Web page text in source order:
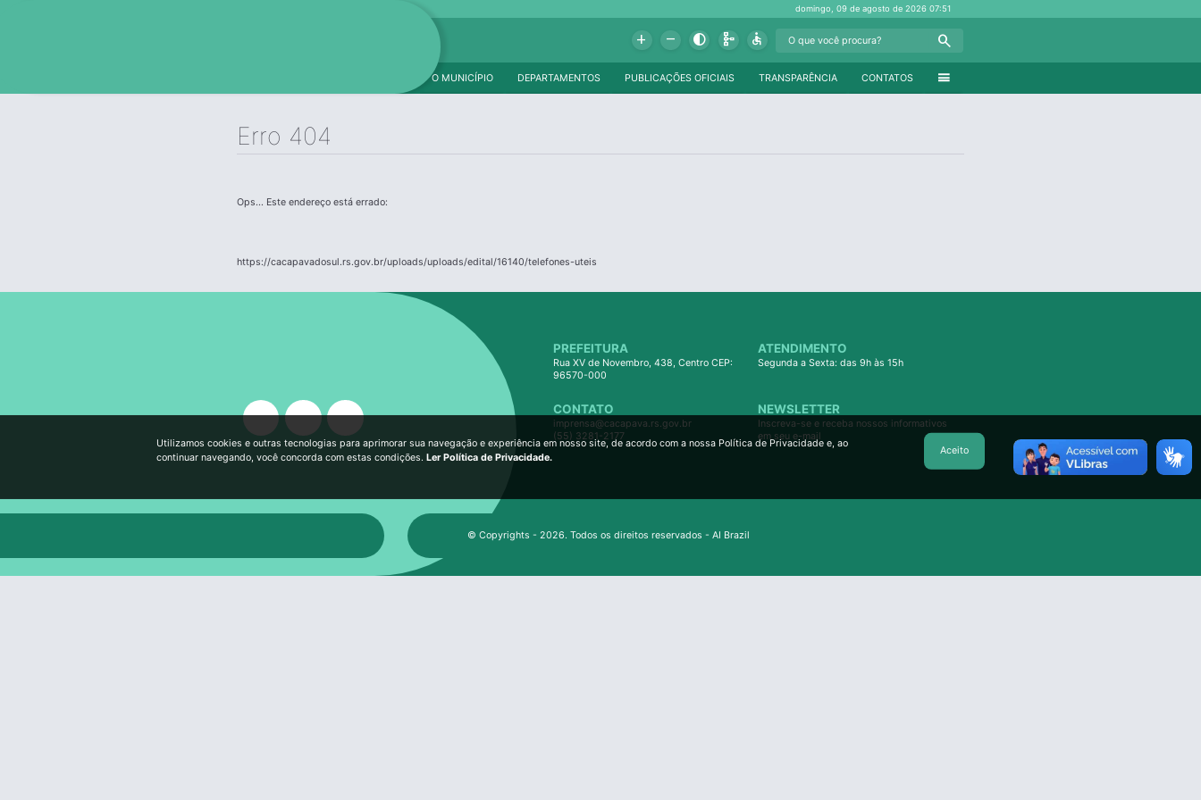
domingo, 09 de agosto de 202607:51
Add Remove Contrast Schema Accessible Search
menu
CONTATOS
TRANSPARÊNCIA
PUBLICAÇÕES OFICIAIS
DEPARTAMENTOS
O MUNICÍPIO
Erro 404
Ops... Este endereço está errado:
https://cacapavadosul.rs.gov.br/uploads/uploads/edital/16140/telefones-uteis
PREFEITURA
Rua XV de Novembro, 438, Centro CEP:
96570-000
ATENDIMENTO
Segunda a Sexta: das 9h às 15h
CONTATO
imprensa@cacapava.rs.gov.br
(55) 3281-2177
NEWSLETTER
Inscreva-se e receba nossos informativos
em seu e-mail
© Copyrights - 2026. Todos os direitos reservados - AI Brazil
Utilizamos cookies e outras tecnologias para aprimorar sua navegação e experiência em nosso site, de acordo com a nossa Política de Privacidade e, ao
continuar navegando, você concorda com estas condições. Ler Política de Privacidade.
Aceito